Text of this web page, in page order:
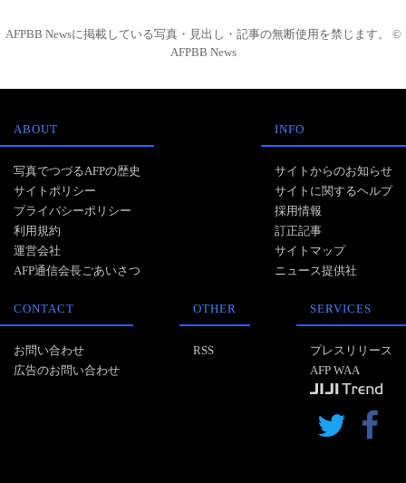
AFPBB Newsに掲載している写真・見出し・記事の無断使用を禁じます。 ©
AFPBB News
ABOUT
写真でつづるAFPの歴史
サイトポリシー
プライバシーポリシー
利用規約
運営会社
AFP通信会長ごあいさつ
INFO
サイトからのお知らせ
サイトに関するヘルプ
採用情報
訂正記事
サイトマップ
ニュース提供社
CONTACT
お問い合わせ
広告のお問い合わせ
OTHER
RSS
SERVICES
プレスリリース
AFP WAA